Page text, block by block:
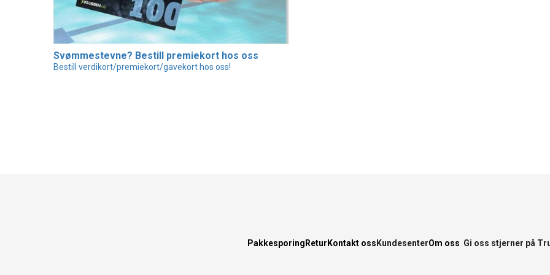
Svømmestevne? Bestill premiekort hos oss
Bestill verdikort/premiekort/gavekort hos oss!
Pakkesporing Retur Kontakt oss KundesenterOm oss Gi oss stjerner på